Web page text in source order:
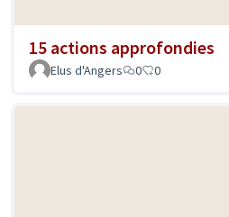
15 actions approfondies
Elus d'Angers
0 0